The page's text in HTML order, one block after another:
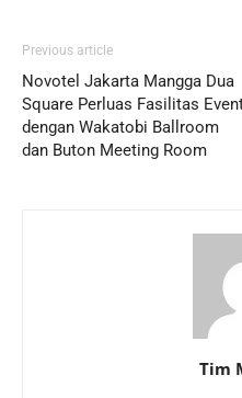
Previous article
Novotel Jakarta Mangga Dua
Square Perluas Fasilitas
dengan Wakatobi Ballroom
dan Buton Meeting Room
Tim